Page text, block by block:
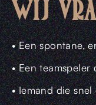
Nieuws
RESERVEREN
NL
WIJ
• Een spontane,
• Een
• Iemand die